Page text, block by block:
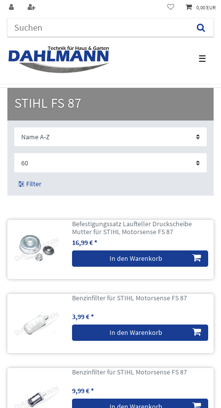
☰
0,00 EUR
STIHL FS 87
Filter
Befestigungssatz Laufteller Druckscheibe
Mutter für STIHL Motorsense FS 87
16,99 € *
In den Warenkorb
Benzinfilter für STIHL Motorsense FS 87
3,99 € *
In den Warenkorb
Benzinfilter für STIHL Motorsense FS 87
9,99 € *